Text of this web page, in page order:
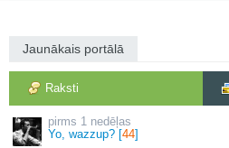
Jaunākais portālā
Raksti
1 nedēļas
Yo, wazzup? [44]